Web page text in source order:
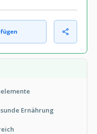
Ernährung